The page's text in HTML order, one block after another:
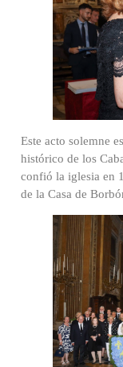
Este acto solemne
histórico de los
confió la iglesia en
de la Casa de